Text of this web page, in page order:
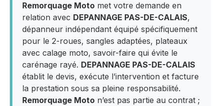
Remorquage Moto met votre demande en
relation avec DEPANNAGE PAS-DE-CALAIS,
dépanneur indépendant équipé spécifiquement
pour le 2-roues, sangles adaptées, plateaux
avec calage moto, savoir-faire qui évite le
carénage rayé. DEPANNAGE PAS-DE-CALAIS
établit le devis, exécute l’intervention et facture
la prestation sous sa pleine responsabilité.
Remorquage Moto n’est pas partie au contrat ;